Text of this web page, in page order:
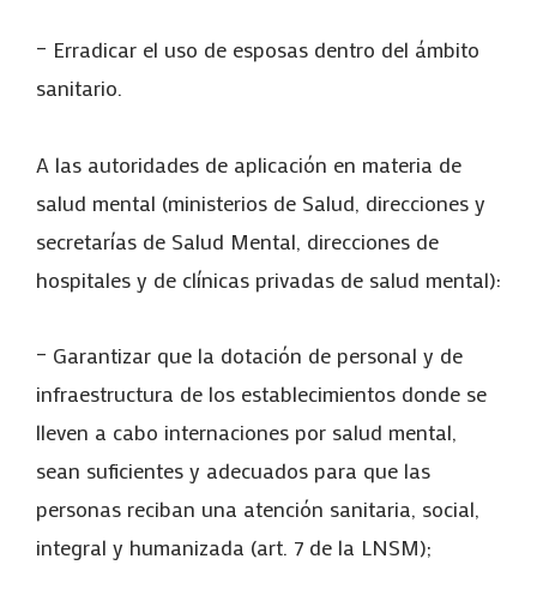
– Erradicar el uso de esposas dentro del ámbito
sanitario.
A las autoridades de aplicación en materia de
salud mental (ministerios de Salud, direcciones y
secretarías de Salud Mental, direcciones de
hospitales y de clínicas privadas de salud mental):
– Garantizar que la dotación de personal y de
infraestructura de los establecimientos donde se
lleven a cabo internaciones por salud mental,
sean suficientes y adecuados para que las
personas reciban una atención sanitaria, social,
integral y humanizada (art. 7 de la LNSM);